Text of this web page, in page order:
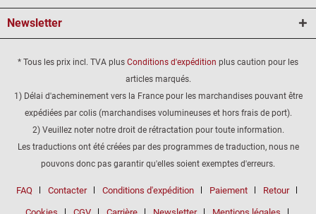
Newsletter
* Tous les prix incl. TVA plus Conditions d'expédition plus caution pour les
articles marqués.
1) Délai d'acheminement vers la France pour les marchandises pouvant être
expédiées par colis (marchandises volumineuses et hors frais de port).
2) Veuillez noter notre droit de rétractation pour toute information.
Les traductions ont été créées par des programmes de traduction, nous ne
pouvons donc pas garantir qu'elles soient exemptes d'erreurs.
FAQ Contacter Conditions d'expédition Paiement Retour